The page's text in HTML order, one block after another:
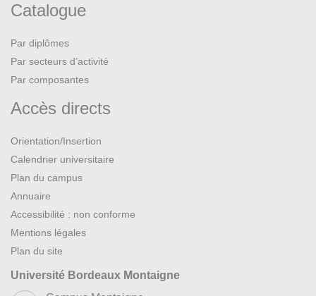
Catalogue
Par diplômes
Par secteurs d’activité
Par composantes
Accès directs
Orientation/Insertion
Calendrier universitaire
Plan du campus
Annuaire
Accessibilité : non conforme
Mentions légales
Plan du site
Université Bordeaux Montaigne